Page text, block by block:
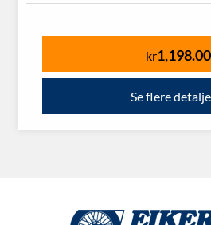
kr1,198.00
Se flere